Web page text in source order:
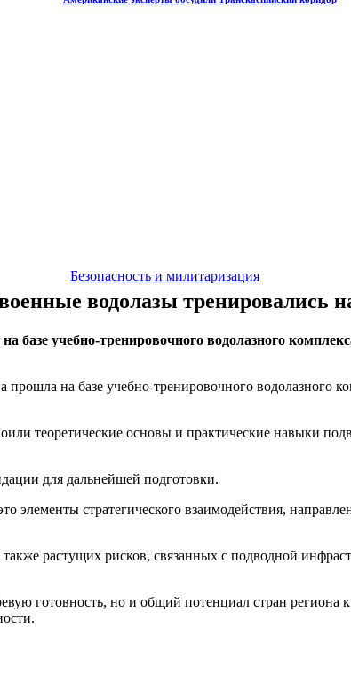
Безопасность и милитаризация
водолазы тренировались
базе учебно-тренировочного водолазного
прошла на базе учебно-тренировочного
теоретические основы и практические навыки
для дальнейшей подготовки.
стратегического взаимодействия,
растущих рисков, связанных с подводной
готовность, но и общий потенциал стран